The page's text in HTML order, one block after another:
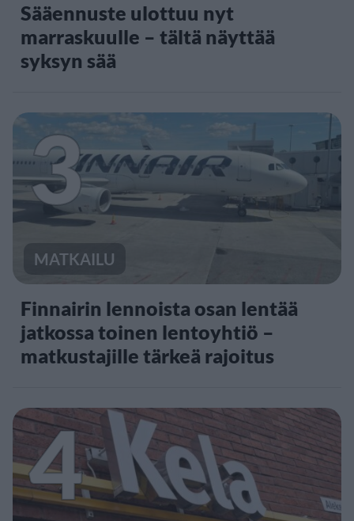
Sääennuste ulottuu nyt
marraskuulle – tältä näyttää
syksyn sää
3
MATKAILU
Finnairin lennoista osan lentää
jatkossa toinen lentoyhtiö –
matkustajille tärkeä rajoitus
4